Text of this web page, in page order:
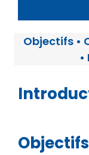
Objectifs •
•
Objectifs